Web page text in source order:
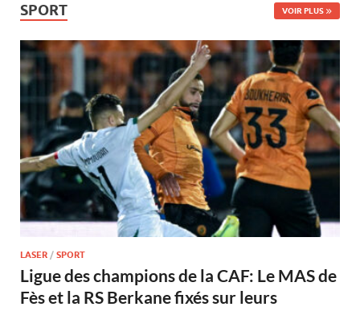
SPORT VOIR PLUS
LASER / SPORT
Ligue des champions de la CAF: Le MAS de
Fès et la RS Berkane fixés sur leurs